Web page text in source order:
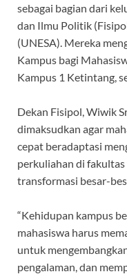
sebagai bagian dari
dan Ilmu Politik
(UNESA). Mereka
Kampus bagi
Kampus 1 Ketintang,
Dekan Fisipol, Wiwik
dimaksudkan agar
cepat beradaptasi
perkuliahan di fakultas
transformasi besar-
“Kehidupan kampus
mahasiswa harus
untuk
pengalaman, dan